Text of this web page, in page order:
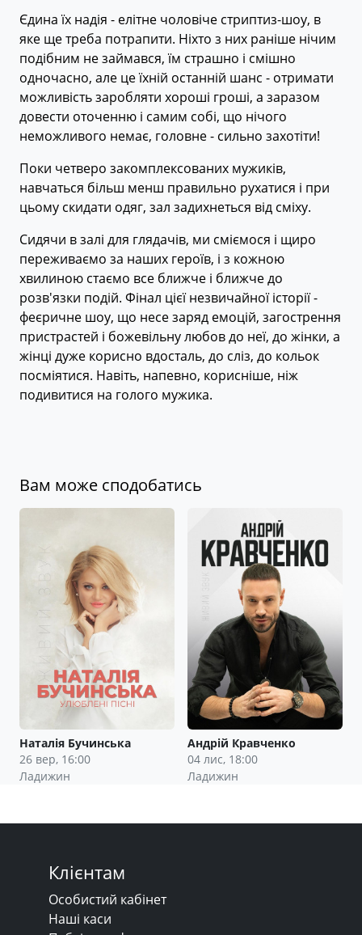
Єдина їх надія - елітне чоловіче стриптиз-шоу, в
яке ще треба потрапити. Ніхто з них раніше нічим
подібним не займався, їм страшно і смішно
одночасно, але це їхній останній шанс - отримати
можливість заробляти хороші гроші, а заразом
довести оточенню і самим собі, що нічого
неможливого немає, головне - сильно захотіти!
Поки четверо закомплексованих мужиків,
навчаться більш менш правильно рухатися і при
цьому скидати одяг, зал задихнеться від сміху.
Сидячи в залі для глядачів, ми сміємося і щиро
переживаємо за наших героїв, і з кожною
хвилиною стаємо все ближче і ближче до
розв'язки подій. Фінал цієї незвичайної історії -
феєричне шоу, що несе заряд емоцій, загострення
пристрастей і божевільну любов до неї, до жінки, а
жінці дуже корисно вдосталь, до сліз, до кольок
посміятися. Навіть, напевно, корисніше, ніж
подивитися на голого мужика.
Вам може сподобатись
Наталія Бучинська
26 вер, 16:00
Ладижин
Андрій Кравченко
04 лис, 18:00
Ладижин
Клієнтам
Особистий кабінет
Наші каси